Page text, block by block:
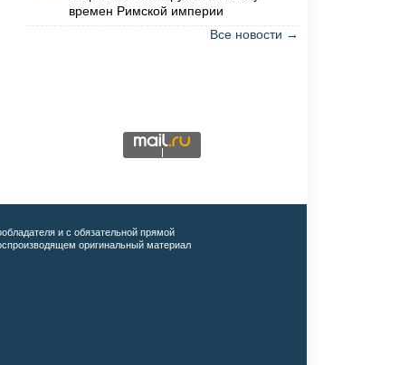
времен Римской империи
Все новости →
и с обязательной прямой
оригинальный материал